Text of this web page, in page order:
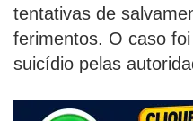
tentativas de
ferimentos. O caso
suicídio pelas